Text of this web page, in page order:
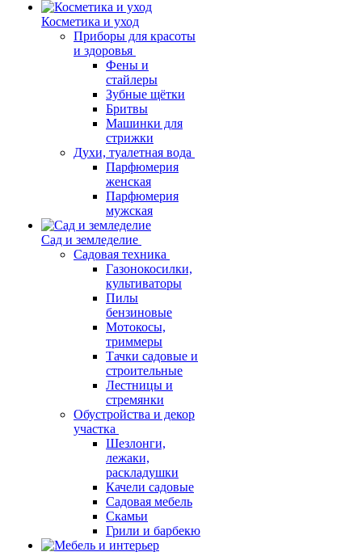
Косметика и уход
Приборы для красоты
и здоровья
Фены и
стайлеры
Зубные щётки
Бритвы
Машинки для
стрижки
Духи, туалетная вода
Парфюмерия
женская
Парфюмерия
мужская
Сад и земледелие
Садовая техника
Газонокосилки,
культиваторы
Пилы
бензиновые
Мотокосы,
триммеры
Тачки садовые и
строительные
Лестницы и
стремянки
Обустройства и декор
участка
Шезлонги,
лежаки,
раскладушки
Качели садовые
Садовая мебель
Скамьи
Грили и барбекю